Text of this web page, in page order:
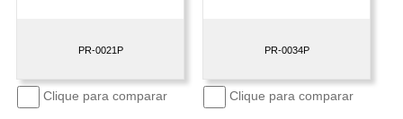
Clique para comparar
PR-0021P
Clique para comparar
PR-0034P